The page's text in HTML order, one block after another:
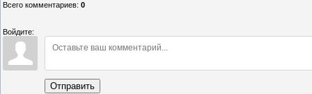
Всего комментариев: 0
Войдите:
Отправить